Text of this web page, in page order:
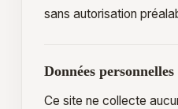
sans autorisation
Données personnelles
Ce site ne collecte